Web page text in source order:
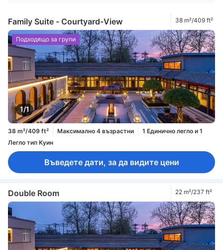
Family Suite - Courtyard-View 38 m²/409 ft²
1/1
Подходящо за групи
38 m²/409 ft² Максимално 4 възрастни
1 Единично легло и 1
Легло тип Куин
Въведете дати, за да видите цени
Double Room 22 m²/237 ft²